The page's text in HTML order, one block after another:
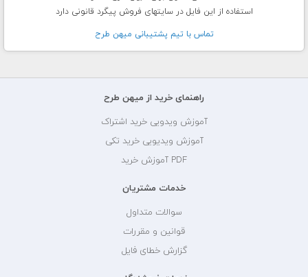
استفاده از این فایل در سایتهای فروش پیگرد قانونی دارد
تماس با تيم پشتيبانی ميهن طرح
راهنمای خرید از میهن طرح
آموزش ویدویی خرید اشتراک
آموزش ویدیویی خرید تکی
PDF آموزش خرید
خدمات مشتریان
سوالات متداول
قوانین و مقررات
گزارش خطای فایل